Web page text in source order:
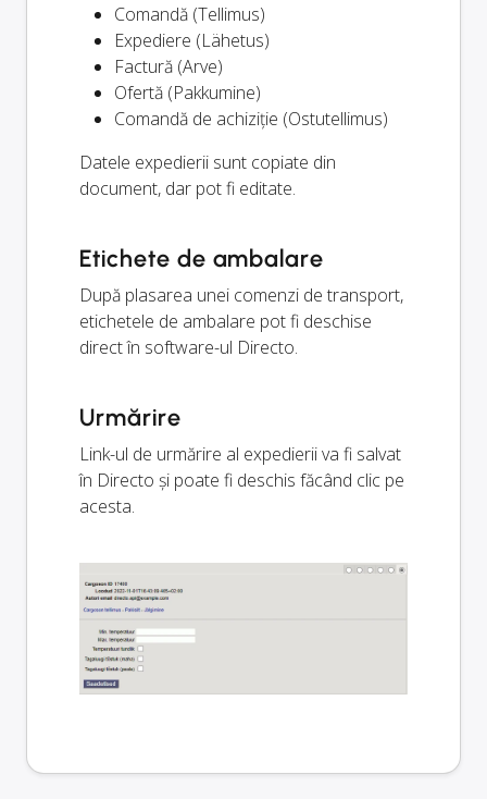
Comandă (Tellimus)
Expediere (Lähetus)
Factură (Arve)
Ofertă (Pakkumine)
Comandă de achiziție (Ostutellimus)
Datele expedierii sunt copiate din
document, dar pot fi editate.
Etichete de ambalare
După plasarea unei comenzi de transport,
etichetele de ambalare pot fi deschise
direct în software-ul Directo.
Urmărire
Link-ul de urmărire al expedierii va fi salvat
în Directo și poate fi deschis făcând clic pe
acesta.